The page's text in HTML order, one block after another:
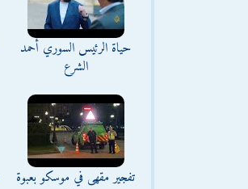
حياة الرئيس السوري أحمد
الشرع
تفجير مقهى في موسكو بعبوة